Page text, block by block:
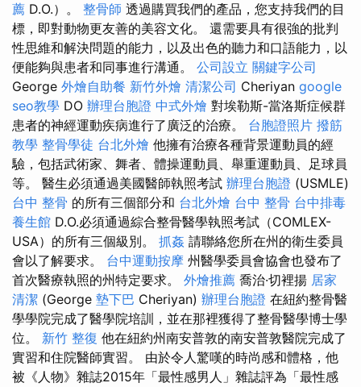
薦 D.O.）。 整骨師 透過購買我們的產品，您支持我們的目
標，即對動物更友善的美容文化。 還需要具有很強的批判
性思維和解決問題的能力，以及出色的聽力和口語能力，以
便能夠與患者和同事進行溝通。 公司設立 關鍵字公司
George 外燴自助餐 新竹外燴 清潔公司 Cheriyan google
seo教學 DO 辦理台胞證 中式外燴 對埃勒斯-當洛斯症候群
患者的神經運動疾病進行了廣泛的治療。 台胞證照片 撥筋
教學 整骨學徒 台北外燴 他擁有治療各種背景運動員的經
驗，包括武術家、舞者、體操運動員、舉重運動員、足球員
等。 醫生必須通過美國醫師執照考試 辦理台胞證 (USMLE)
台中 整骨 的所有三個部分和 台北外燴 台中 整骨 台中排毒
養生館 D.O.必須通過綜合整骨醫學執照考試（COMLEX-
USA）的所有三個級別。 抓姦 請聯絡您所在州的衛生委員
會以了解要求。 台中運動按摩 州醫學委員會協會也發布了
首次醫療執照的州特定要求。 外燴推薦 喬治·切裡揚 居家
清潔 (George 墊下巴 Cheriyan) 辦理台胞證 在紐約整骨醫
學學院完成了醫學院培訓，並在那裡獲得了整骨醫學博士學
位。 新竹 整復 他在紐約州南安普敦的南安普敦醫院完成了
實習和住院醫師實習。 由於令人驚嘆的時尚感和體格，他
被《人物》雜誌2015年「最性感男人」雜誌評為「最性感